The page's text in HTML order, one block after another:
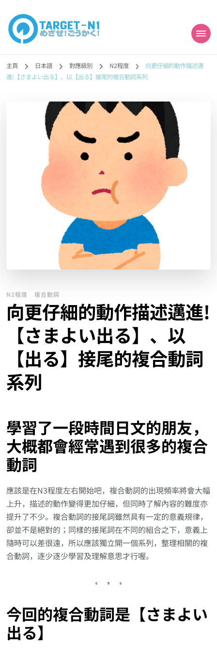
目標!!日本語能力試
N1合格
勉強コンテンツも追加予定!!】
主頁 日本語 對應級別 N2程度
向更仔細的動作描述邁
進!【さまよい出る】、以【出る】接尾的複合動詞系列
N2程度 複合動詞
向更仔細的動作描述邁進!
【さまよい出る】、以
【出る】接尾的複合動詞
系列
學習了一段時間日文的朋友，
大概都會經常遇到很多的複合
動詞
應該是在N3程度左右開始吧，複合動詞的出現頻率將會大幅
上升，描述的動作變得更加仔細，但同時了解內容的難度亦
提升了不少。複合動詞的接尾詞雖然具有一定的意義規律，
卻並不是絕對的；同樣的接尾詞在不同的組合之下，意義上
隨時可以差很遠，所以應該獨立開一個系列，整理相關的複
合動詞，逐少逐少學習及理解意思才行喔。
今回的複合動詞是【さまよい
出る】